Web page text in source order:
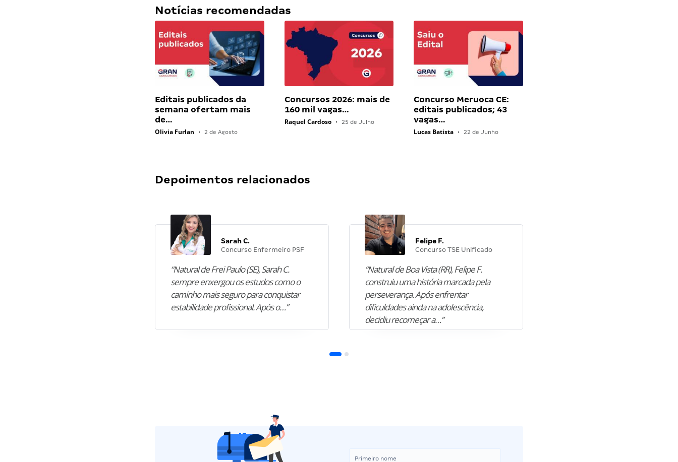
Notícias recomendadas
Editais publicados da
semana ofertam mais
de…
Olivia Furlan • 2 de Agosto
Concursos 2026: mais de
160 mil vagas…
Raquel Cardoso • 25 de Julho
Concurso Meruoca CE:
editais publicados; 43
vagas…
Lucas Batista • 22 de Junho
Depoimentos relacionados
Sarah C.
Concurso Enfermeiro PSF
“Natural de Frei Paulo (SE), Sarah C.
sempre enxergou os estudos como o
caminho mais seguro para conquistar
estabilidade profissional. Após o…”
Felipe F.
Concurso TSE Unificado
“Natural de Boa Vista (RR), Felipe F.
construiu uma história marcada pela
perseverança. Após enfrentar
dificuldades ainda na adolescência,
decidiu recomeçar a…”